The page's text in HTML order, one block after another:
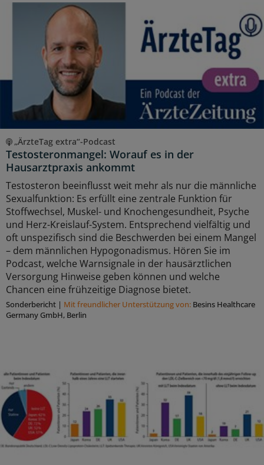
„ÄrzteTag extra“-Podcast
Testosteronmangel: Worauf es in der
Hausarztpraxis ankommt
Testosteron beeinflusst weit mehr als nur die männliche
Sexualfunktion: Es erfüllt eine zentrale Funktion für
Stoffwechsel, Muskel- und Knochengesundheit, Psyche
und Herz-Kreislauf-System. Entsprechend vielfältig und
oft unspezifisch sind die Beschwerden bei einem Mangel
– dem männlichen Hypogonadismus. Hören Sie im
Podcast, welche Warnsignale in der hausärztlichen
Versorgung Hinweise geben können und welche
Chancen eine frühzeitige Diagnose bietet.
Sonderbericht | Mit freundlicher Unterstützung von: Besins Healthcare
Germany GmbH, Berlin